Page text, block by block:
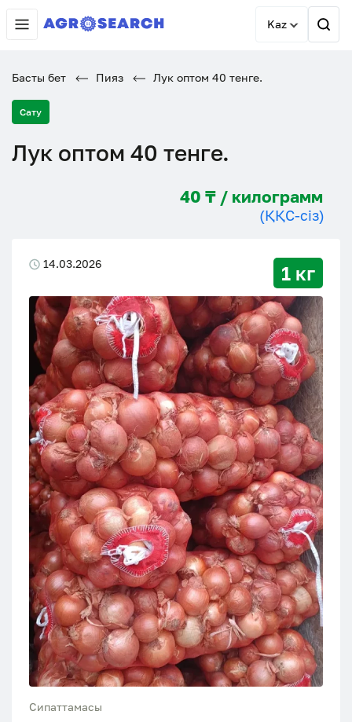
Kaz
Басты бет Пияз Лук оптом 40 тенге.
Сату
Лук оптом 40 тенге.
40 ₸ / килограмм
(ҚҚС-сіз)
14.03.2026 1 кг
Сипаттамасы